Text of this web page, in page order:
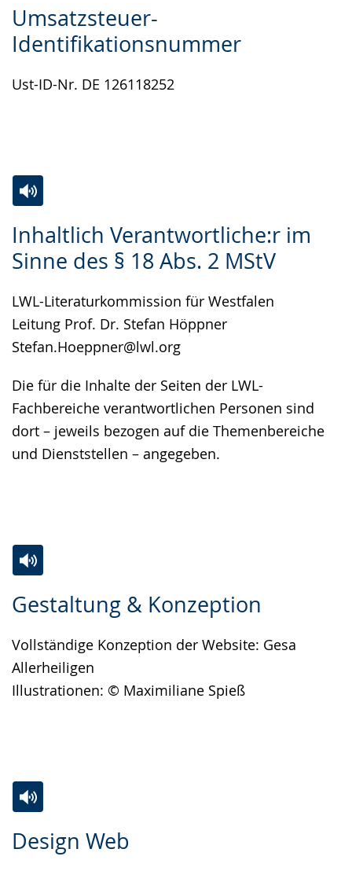
Umsatzsteuer-
Identifikationsnummer
Ust-ID-Nr. DE 126118252
Leichten
Sprache
Audio-
Unterstützung.
Video
in
Gebärdensprache
Inhaltlich Verantwortliche:r im
Sinne des § 18 Abs. 2 MStV
LWL-Literaturkommission für Westfalen
Leitung Prof. Dr. Stefan Höppner
Stefan.Hoeppner@lwl.org
Die für die Inhalte der Seiten der LWL-
Fachbereiche verantwortlichen Personen sind
dort – jeweils bezogen auf die Themenbereiche
und Dienststellen – angegeben.
Leichten
Sprache
Audio-
Unterstützung.
Video
in
Gebärdensprache
wird
angezeigt.
Gestaltung & Konzeption
Vollständige Konzeption der Website: Gesa
Allerheiligen
Illustrationen: © Maximiliane Spieß
Leichten
wechseln.
Audio-
Video
Deutscher
Gebärdensprache
wird
Design Web
Leichten
Audio-
Video